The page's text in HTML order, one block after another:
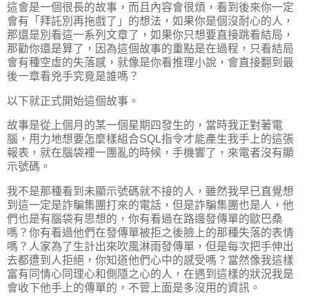
這會是一個很長的故事，而且內容會很煩，看到後來你一定
會有「拜託別再拖戲了」的想法，如果你是個沒耐心的人，
那還是別看這一系列文章了，如果你只想要直接跳看結局，
那勸你還是算了，因為這個故事的重點是在過程，只看結局
會有種空虛的失落感，就像是你看推理小說，會直接翻到最
後一章看兇手究竟是誰嗎？
以下就正式開始這個故事。
故事是從上個月的某一個星期四發生的，當時我正對著電
腦，用力地想要怎麼樣組合SQL指令才能產生我手上的這張
報表，就在腦袋裡一團亂的時候，手機響了，來電者沒有顯
示號碼。
我不是那種看到未顯示號碼就不接的人，雖然我早已直覺想
到這一定是詐騙集團打來的電話，但是詐騙集團也是人，他
們也是有腦袋有思想的，你有看過在路邊發傳單的歐巴桑
嗎？你有看過他們在發傳單被拒之後臉上的那種失落的表情
嗎？人家為了生計出來吹風淋雨發傳單，但是每次把手伸出
去都遭到人拒絕，你知道他們心中的感受嗎？當然像我這樣
富有同情心同理心和側隱之心的人，在遇到這樣的狀況我是
會收下他手上的傳單的，不管上面是多沒用的資訊。